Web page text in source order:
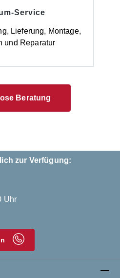
Service
Lieferung, Montage,
und Reparatur
Beratung
zur Verfügung:
Uhr